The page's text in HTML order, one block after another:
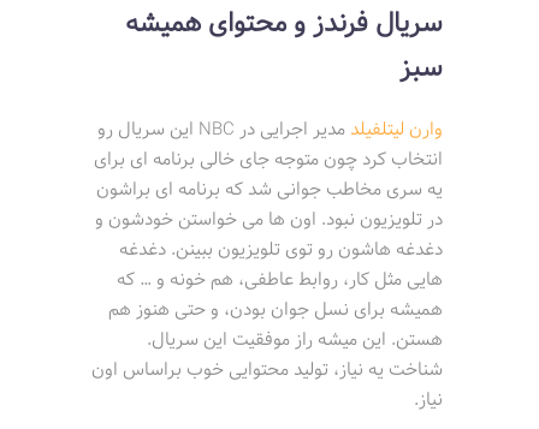
سریال فرندز و محتوای همیشه
سبز
وارن لیتلفیلد
مدیر اجرایی در NBC این سریال رو
انتخاب کرد چون متوجه جای خالی برنامه ای برای
یه سری مخاطب جوانی شد که برنامه ای براشون
در تلویزیون نبود. اون ها می خواستن خودشون و
دغدغه هاشون رو توی تلویزیون ببینن. دغدغه
هایی مثل کار، روابط عاطفی، هم خونه و … که
همیشه برای نسل جوان بودن، و حتی هنوز هم
هستن. این میشه راز موفقیت این سریال.
شناخت یه نیاز، تولید محتوایی خوب براساس اون
نیاز.